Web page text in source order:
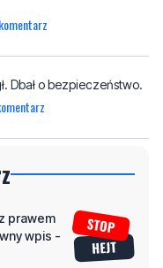
Dbał o bezpieczeństwo.
wpis -